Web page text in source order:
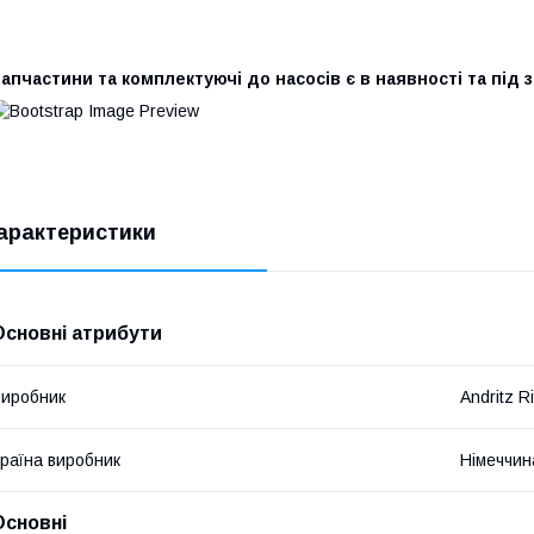
та комплектуючі до насосів є в наявності та під
атрибути
Andritz
виробник